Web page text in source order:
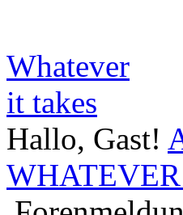
Whatever
it takes
Hallo, Gast!